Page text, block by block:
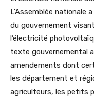
L’Assemblée nationale
du gouvernement
l’électricité
texte gouvernemental
amendements dont
les département et
agriculteurs, les petits